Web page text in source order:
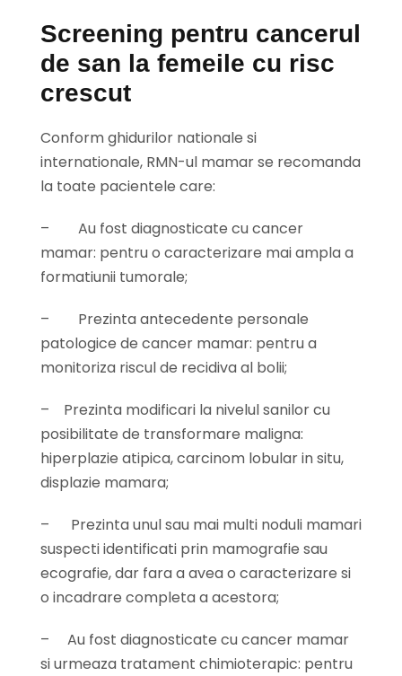
Screening pentru cancerul
de san la femeile cu risc
crescut
Conform ghidurilor nationale si
internationale, RMN-ul mamar se recomanda
la toate pacientele care:
–
Au fost diagnosticate cu cancer
mamar: pentru o caracterizare mai ampla a
formatiunii tumorale;
–
Prezinta antecedente personale
patologice de cancer mamar: pentru a
monitoriza riscul de recidiva al bolii;
–
Prezinta modificari la nivelul sanilor cu
posibilitate de transformare maligna:
hiperplazie atipica, carcinom lobular in situ,
displazie mamara;
–
Prezinta unul sau mai multi noduli mamari
suspecti identificati prin mamografie sau
ecografie, dar fara a avea o caracterizare si
o incadrare completa a acestora;
–
Au fost diagnosticate cu cancer mamar
si urmeaza tratament chimioterapic: pentru